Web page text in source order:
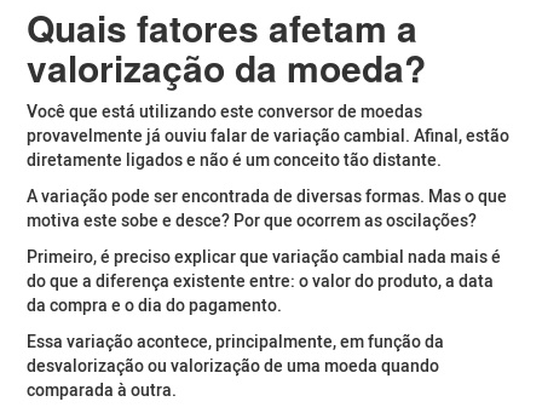
Quais fatores afetam a
valorização da moeda?
Você que está utilizando este conversor de moedas
provavelmente já ouviu falar de variação cambial. Afinal, estão
diretamente ligados e não é um conceito tão distante.
A variação pode ser encontrada de diversas formas. Mas o que
motiva este sobe e desce? Por que ocorrem as oscilações?
Primeiro, é preciso explicar que variação cambial nada mais é
do que a diferença existente entre: o valor do produto, a data
da compra e o dia do pagamento.
Essa variação acontece, principalmente, em função da
desvalorização ou valorização de uma moeda quando
comparada à outra.